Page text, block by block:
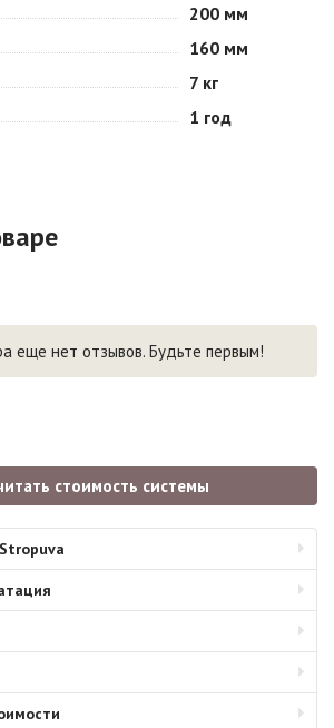
200 мм
160 мм
7 кг
1 год
еще нет отзывов. Будьте первым!
стоимость системы